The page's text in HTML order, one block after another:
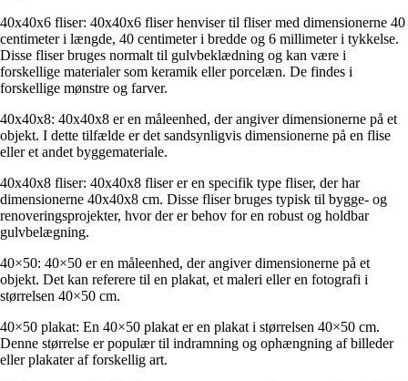
40x40x6 fliser: 40x40x6 fliser henviser til fliser med dimensionerne 40
centimeter i længde, 40 centimeter i bredde og 6 millimeter i tykkelse.
Disse fliser bruges normalt til gulvbeklædning og kan være i
forskellige materialer som keramik eller porcelæn. De findes i
forskellige mønstre og farver.
40x40x8: 40x40x8 er en måleenhed, der angiver dimensionerne på et
objekt. I dette tilfælde er det sandsynligvis dimensionerne på en flise
eller et andet byggemateriale.
40x40x8 fliser: 40x40x8 fliser er en specifik type fliser, der har
dimensionerne 40x40x8 cm. Disse fliser bruges typisk til bygge- og
renoveringsprojekter, hvor der er behov for en robust og holdbar
gulvbelægning.
40×50: 40×50 er en måleenhed, der angiver dimensionerne på et
objekt. Det kan referere til en plakat, et maleri eller en fotografi i
størrelsen 40×50 cm.
40×50 plakat: En 40×50 plakat er en plakat i størrelsen 40×50 cm.
Denne størrelse er populær til indramning og ophængning af billeder
eller plakater af forskellig art.